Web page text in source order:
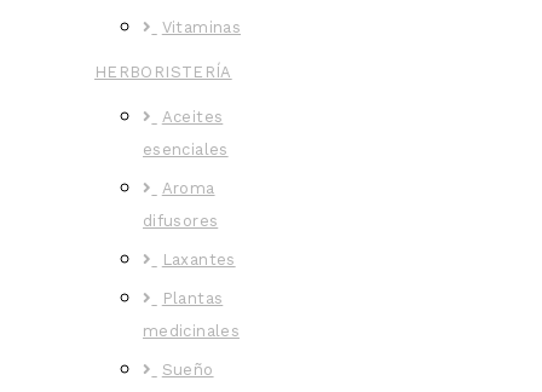
Vitaminas
HERBORISTERÍA
Aceites
esenciales
Aroma
difusores
Laxantes
Plantas
medicinales
Sueño